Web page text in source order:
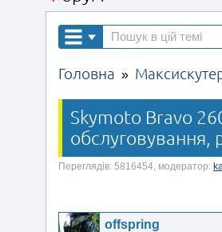
Головна »
Skymoto Bravo
обслуговування,
Переглядів: 5816454, модератор:
offspring